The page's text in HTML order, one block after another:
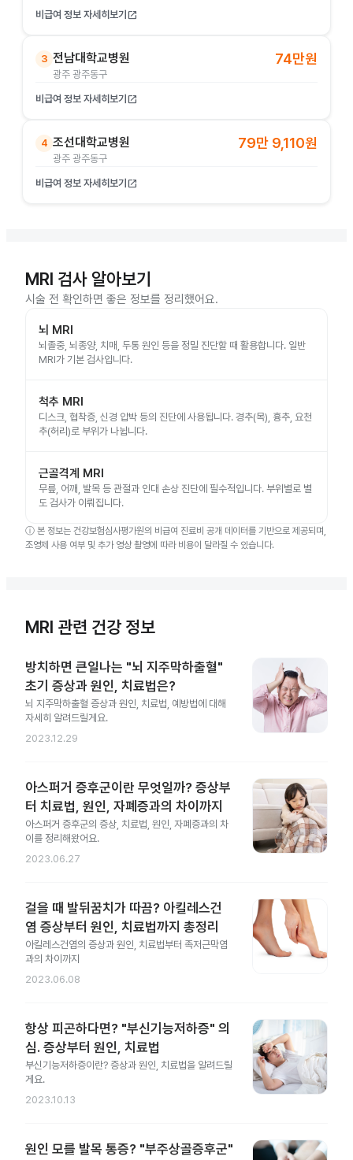
비급여 정보 자세히보기 open_in_new
3 전남대학교병원
광주 광주동구
74만원
비급여 정보 자세히보기 open_in_new
4 조선대학교병원
광주 광주동구
79만 9,110원
비급여 정보 자세히보기 open_in_new
MRI 검사 알아보기
시술 전 확인하면 좋은 정보를 정리했어요.
뇌 MRI
뇌졸중, 뇌종양, 치매, 두통 원인 등을 정밀 진단할 때 활용합니다. 일반
MRI가 기본 검사입니다.
척추 MRI
디스크, 협착증, 신경 압박 등의 진단에 사용됩니다. 경추(목), 흉추, 요천
추(허리)로 부위가 나뉩니다.
근골격계 MRI
무릎, 어깨, 발목 등 관절과 인대 손상 진단에 필수적입니다. 부위별로 별
도 검사가 이뤄집니다.
ⓘ 본 정보는 건강보험심사평가원의 비급여 진료비 공개 데이터를 기반으로 제공되며,
조영제 사용 여부 및 추가 영상 촬영에 따라 비용이 달라질 수 있습니다.
MRI 관련 건강 정보
방치하면 큰일나는 "뇌 지주막하출혈"
초기 증상과 원인, 치료법은?
뇌 지주막하출혈 증상과 원인, 치료법, 예방법에 대해
자세히 알려드릴게요.
2023.12.29
아스퍼거 증후군이란 무엇일까? 증상부
터 치료법, 원인, 자폐증과의 차이까지
아스퍼거 증후군의 증상, 치료법, 원인, 자폐증과의 차
이를 정리해왔어요.
2023.06.27
걸을 때 발뒤꿈치가 따끔? 아킬레스건
염 증상부터 원인, 치료법까지 총정리
아킬레스건염의 증상과 원인, 치료법부터 족저근막염
과의 차이까지
2023.06.08
항상 피곤하다면? "부신기능저하증" 의
심. 증상부터 원인, 치료법
부신기능저하증이란? 증상과 원인, 치료법을 알려드릴
게요.
2023.10.13
원인 모를 발목 통증? "부주상골증후군"